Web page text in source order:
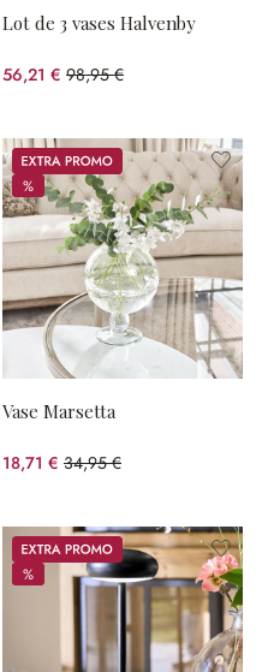
Lot de 3 vases Halvenby
56,21 € 98,95 €
(43.19%spared)
Promos
%
%
Vase Marsetta
18,71 € 34,95 €
(46.47%spared)
Promos
%
%